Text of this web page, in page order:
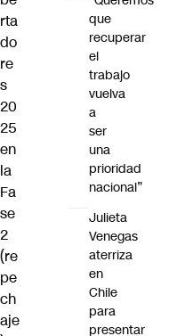
rta
do
re
s
20
25
en
la
Fa
se
2
(re
pe
ch
aje
que
recuperar
el
trabajo
vuelva
a
ser
una
prioridad
nacional”
Julieta
Venegas
aterriza
en
Chile
para
presentar